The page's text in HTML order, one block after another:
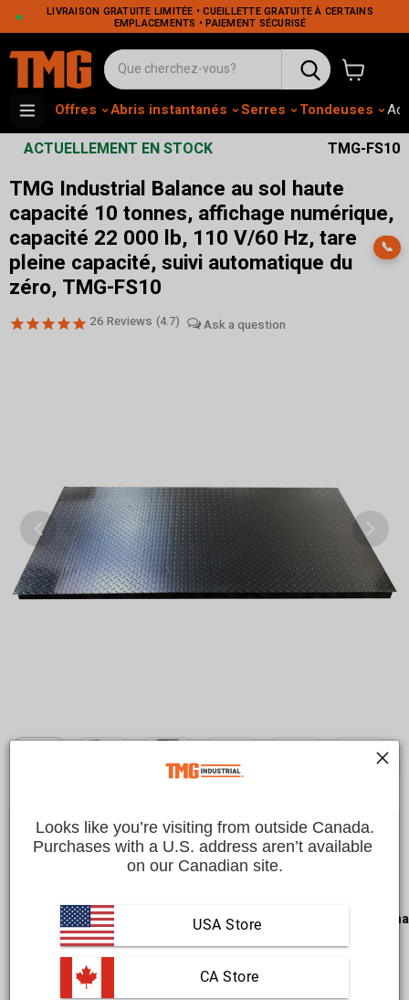
LIVRAISON GRATUITE LIMITÉE • CUEILLETTE GRATUITE À CERTAINS
EMPLACEMENTS • PAIEMENT SÉCURISÉ
Voir le
Offres Abris instantanés Serres Tondeuses
ACTUELLEMENT EN STOCK TMG-FS10
TMG Industrial Balance au sol haute
capacité 10 tonnes, affichage numérique,
capacité 22 000 lb, 110 V/60 Hz, tare
pleine capacité, suivi automatique du
zéro, TMG-FS10
26 Reviews
$1,299.00 CAD
Payez en versements échelonnés avec
LIVRAISON GRATUITE dans la plupart des régions du
Livraison dans un délai de
En savoir plus
📞
Looks like you’re visiting from outside Canada.
Purchases with a U.S. address aren’t available
on our Canadian site.
USA Store
CA Store